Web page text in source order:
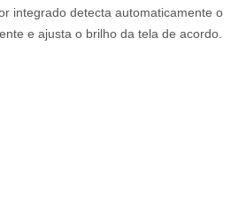
integrado detecta automaticamente o
e ajusta o brilho da tela de acordo.